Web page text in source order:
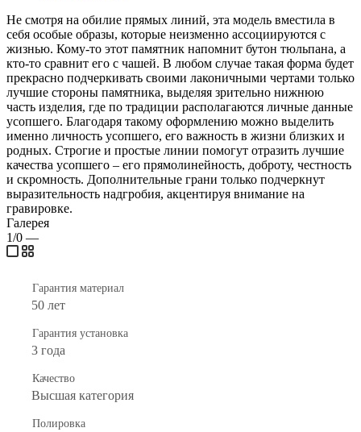
Не смотря на обилие прямых линий, эта модель вместила в
себя особые образы, которые неизменно ассоциируются с
жизнью. Кому-то этот памятник напомнит бутон тюльпана, а
кто-то сравнит его с чашей. В любом случае такая форма будет
прекрасно подчеркивать своими лаконичными чертами только
лучшие стороны памятника, выделяя зрительно нижнюю
часть изделия, где по традиции располагаются личные данные
усопшего. Благодаря такому оформлению можно выделить
именно личность усопшего, его важность в жизни близких и
родных. Строгие и простые линии помогут отразить лучшие
качества усопшего – его прямолинейность, доброту, честность
и скромность. Дополнительные грани только подчеркнут
выразительность надгробия, акцентируя внимание на
гравировке.
Галерея
1/0 —
Гарантия материал
50 лет
Гарантия установка
3 года
Качество
Высшая категория
Полировка